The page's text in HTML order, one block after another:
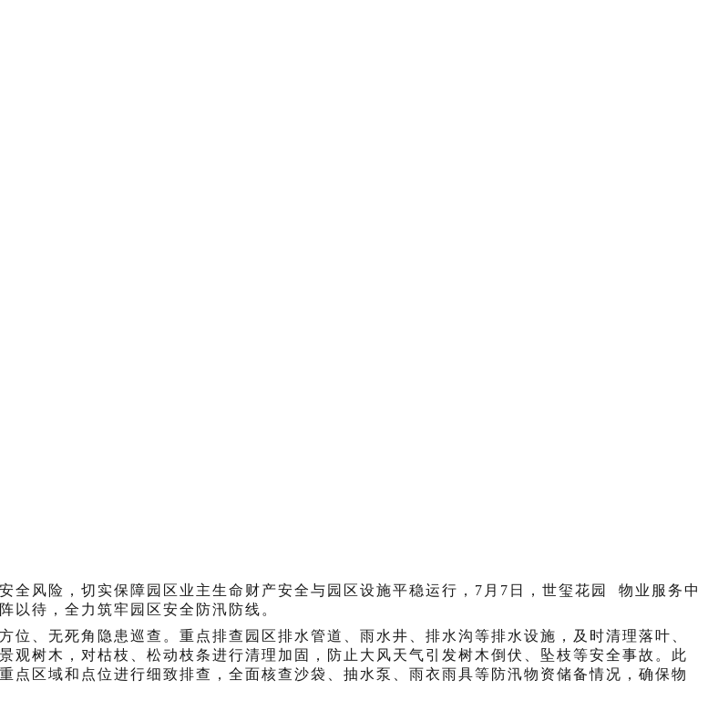
全风险，切实保障园区业主生命财产安全与园区设施平稳运行，7月7日， 世玺花园
物业服务中
以待，全力筑牢园区安全防汛防线。
、无死角隐患巡查。重点排查园区排水管道、雨水井、排水沟等排水设施，及时清理落叶、
树木，对枯枝、松动枝条进行清理加固，防止大风天气引发树木倒伏、坠枝等安全事故。此
区域和点位进行细致排查，全面核查沙袋、抽水泵、雨衣雨具等防汛物资储备情况，确保物